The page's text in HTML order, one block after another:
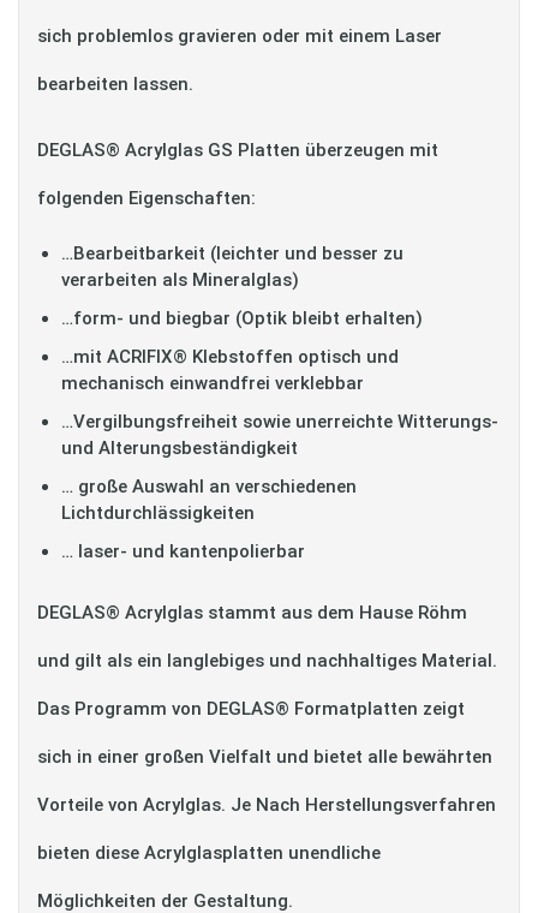
sich problemlos gravieren oder mit einem Laser
bearbeiten lassen.
DEGLAS® Acrylglas GS Platten überzeugen mit
folgenden Eigenschaften:
…Bearbeitbarkeit (leichter und besser zu
verarbeiten als Mineralglas)
…form- und biegbar (Optik bleibt erhalten)
…mit ACRIFIX® Klebstoffen optisch und
mechanisch einwandfrei verklebbar
…Vergilbungsfreiheit sowie unerreichte Witterungs-
und Alterungsbeständigkeit
… große Auswahl an verschiedenen
Lichtdurchlässigkeiten
… laser- und kantenpolierbar
DEGLAS® Acrylglas stammt aus dem Hause Röhm
und gilt als ein langlebiges und nachhaltiges Material.
Das Programm von DEGLAS® Formatplatten zeigt
sich in einer großen Vielfalt und bietet alle bewährten
Vorteile von Acrylglas. Je Nach Herstellungsverfahren
bieten diese Acrylglasplatten unendliche
Möglichkeiten der Gestaltung.